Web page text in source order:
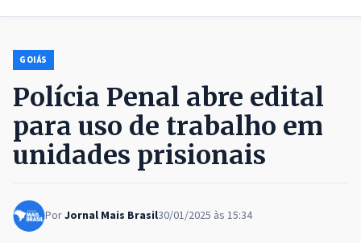
GOIÁS
Polícia Penal abre edital
para uso de trabalho em
unidades prisionais
PorJornal Mais Brasil30/01/2025 às 15:34